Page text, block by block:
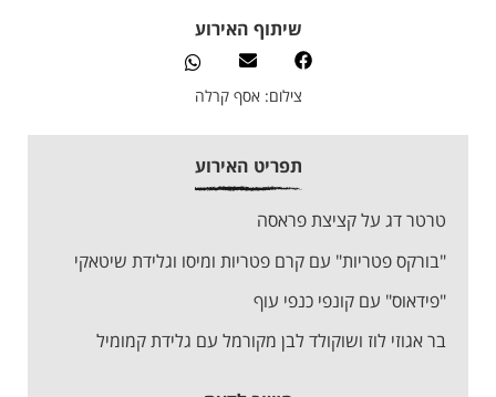
שיתוף האירוע
צילום: אסף קרלה
תפריט האירוע
טרטר דג על קציצת פראסה
"בורקס פטריות" עם קרם פטריות ומיסו וגלידת שיטאקי
"פידאוס" עם קונפי כנפי עוף
בר אגוזי לוז ושוקולד לבן מקורמל עם גלידת קמומיל